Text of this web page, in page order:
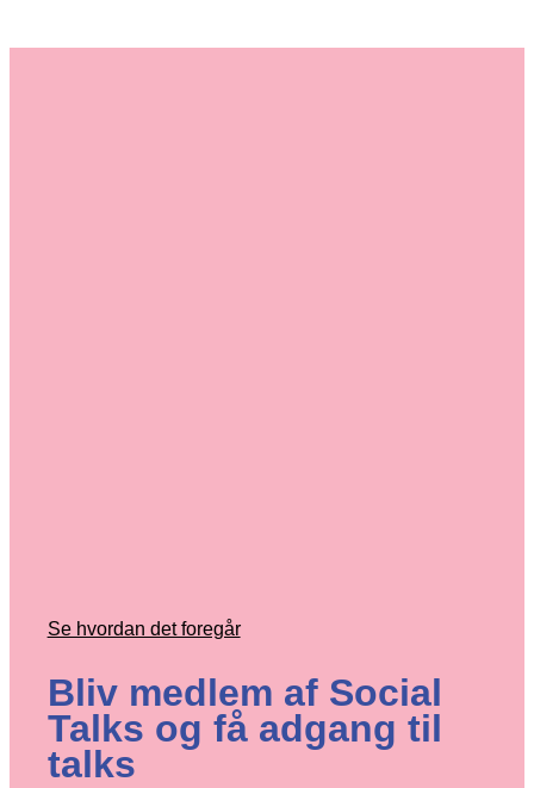
Se hvordan det foregår
Bliv medlem af Social
Talks og få adgang til
talks